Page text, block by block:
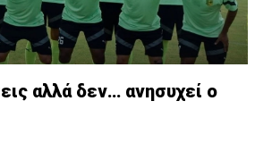
αλλά δεν… ανησυχεί ο